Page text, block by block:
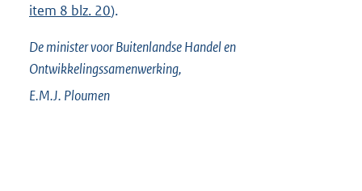
item 8 blz. 20).
De minister voor Buitenlandse Handel en
Ontwikkelingssamenwerking,
E.M.J. Ploumen